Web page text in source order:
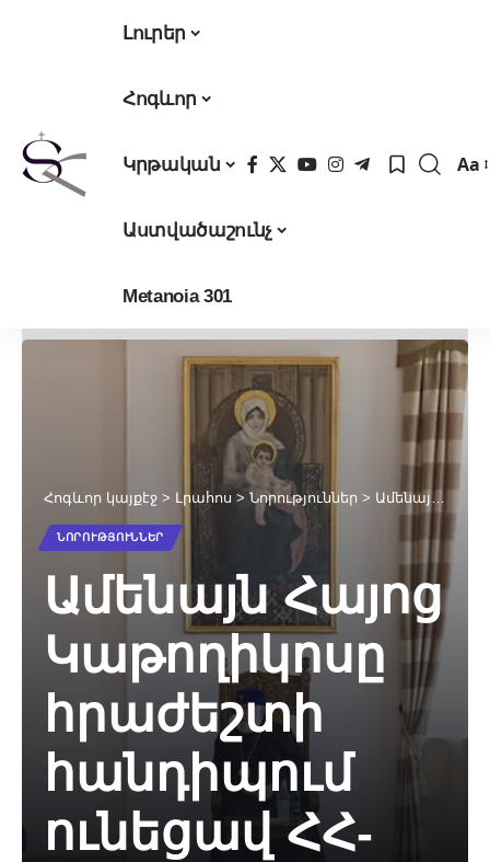
Լուրեր
Հոգևոր
Կրթական
Աստվածաշունչ
Metanoia 301
Aa
Հոգևոր կայքէջ > Լրահոս > Նորություններ > Ամենայն Հայոց Կաթողիկոսը հրաժեշտի հանդիպում ունեցավ ՀՀ-ում Իրանի դեսպանի հետ
ՆՈՐՈՒԹՅՈՒՆՆԵՐ
Ամենայն Հայոց
Կաթողիկոսը
հրաժեշտի
հանդիպում
ունեցավ ՀՀ-